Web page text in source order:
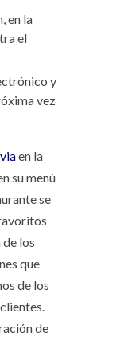
en la
el
y
vez
en la
su menú
se
de los
que
de los
de